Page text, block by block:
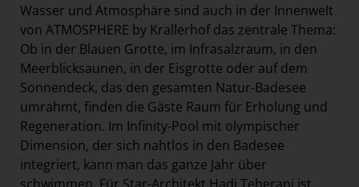
Wasser und Atmosphäre sind auch in der Innenwelt
von ATMOSPHERE by Krallerhof das zentrale Thema:
Ob in der Blauen Grotte, im Infrasalzraum, in den
Meerblicksaunen, in der Eisgrotte oder auf dem
Sonnendeck, das den gesamten Natur-Badesee
umrahmt, finden die Gäste Raum für Erholung und
Regeneration. Im Infinity-Pool mit olympischer
Dimension, der sich nahtlos in den Badesee
integriert, kann man das ganze Jahr über